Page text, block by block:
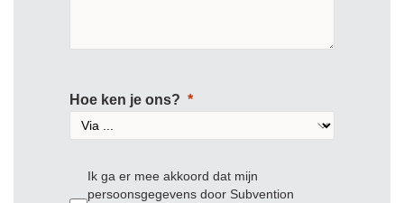
Hoe ken je ons?
Ik ga er mee akkoord dat mijn
persoonsgegevens door Subvention